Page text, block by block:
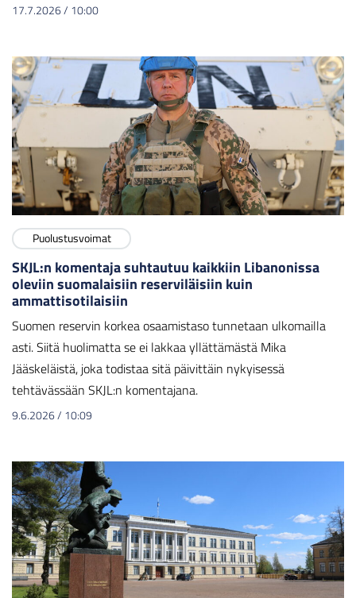
17.7.2026/ 10:00
Puolustusvoimat
SKJL:n komentaja suhtautuu kaikkiin Libanonissa
oleviin suomalaisiin reserviläisiin kuin
ammattisotilaisiin
Suomen reservin korkea osaamistaso tunnetaan ulkomailla
asti. Siitä huolimatta se ei lakkaa yllättämästä Mika
Jääskeläistä, joka todistaa sitä päivittäin nykyisessä
tehtävässään SKJL:n komentajana.
9.6.2026/ 10:09